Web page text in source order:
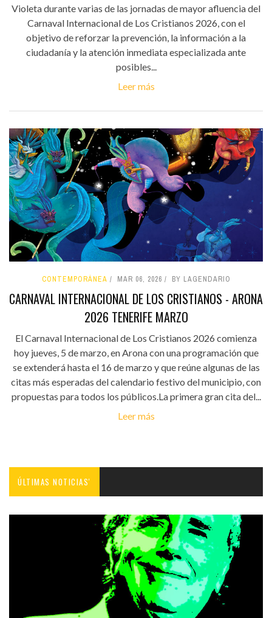
Violeta durante varias de las jornadas de mayor afluencia del
Carnaval Internacional de Los Cristianos 2026, con el
objetivo de reforzar la prevención, la información a la
ciudadanía y la atención inmediata especializada ante
posibles...
Leer más
CONTEMPORÁNEA MAR 06, 2026 BY LAGENDARIO
CARNAVAL INTERNACIONAL DE LOS CRISTIANOS - ARONA
2026 TENERIFE MARZO
El Carnaval Internacional de Los Cristianos 2026 comienza
hoy jueves, 5 de marzo, en Arona con una programación que
se extenderá hasta el 16 de marzo y que reúne algunas de las
citas más esperadas del calendario festivo del municipio, con
propuestas para todos los públicos.La primera gran cita del...
Leer más
ÚLTIMAS NOTICIAS'